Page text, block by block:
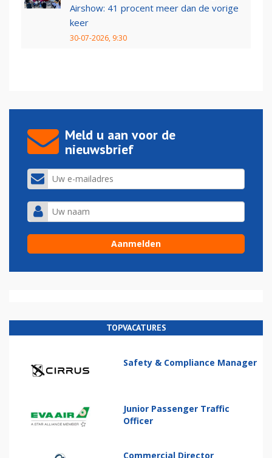
Airshow: 41 procent meer dan de vorige
keer
30-07-2026, 9:30
Meld u aan voor de
nieuwsbrief
TOPVACATURES
Safety & Compliance Manager
Junior Passenger Traffic
Officer
Commercial Director